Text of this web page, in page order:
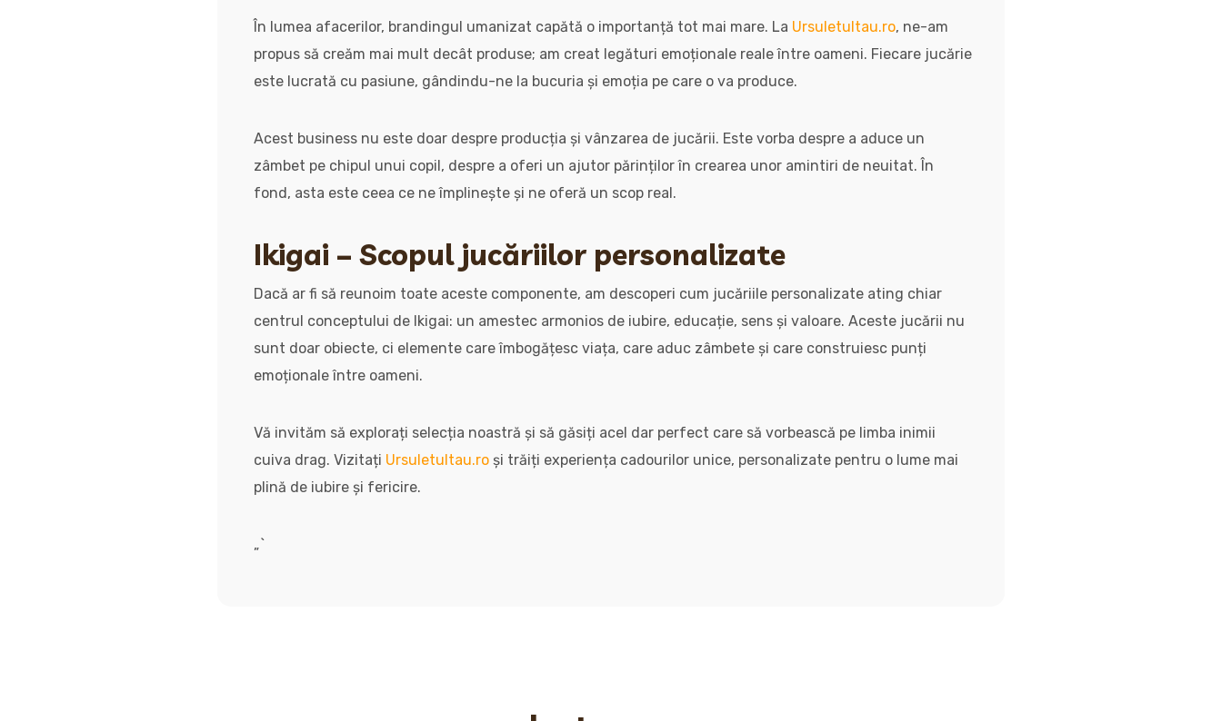
În lumea afacerilor, brandingul umanizat capătă o importanță tot mai mare. La Ursuletultau.ro, ne-am
propus să creăm mai mult decât produse; am creat legături emoționale reale între oameni. Fiecare jucărie
este lucrată cu pasiune, gândindu-ne la bucuria și emoția pe care o va produce.
Acest business nu este doar despre producția și vânzarea de jucării. Este vorba despre a aduce un
zâmbet pe chipul unui copil, despre a oferi un ajutor părinților în crearea unor amintiri de neuitat. În
fond, asta este ceea ce ne împlinește și ne oferă un scop real.
Ikigai – Scopul jucăriilor personalizate
Dacă ar fi să reunoim toate aceste componente, am descoperi cum jucăriile personalizate ating chiar
centrul conceptului de Ikigai: un amestec armonios de iubire, educație, sens și valoare. Aceste jucării nu
sunt doar obiecte, ci elemente care îmbogățesc viața, care aduc zâmbete și care construiesc punți
emoționale între oameni.
Vă invităm să explorați selecția noastră și să găsiți acel dar perfect care să vorbească pe limba inimii
cuiva drag. Vizitați Ursuletultau.ro și trăiți experiența cadourilor unice, personalizate pentru o lume mai
plină de iubire și fericire.
„`